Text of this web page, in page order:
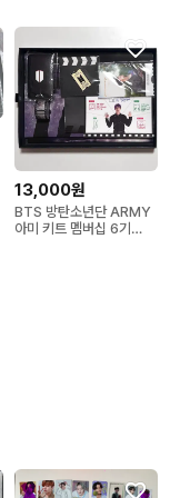
13,000원
BTS 방탄소년단 ARMY
아미 키트 멤버십 6기